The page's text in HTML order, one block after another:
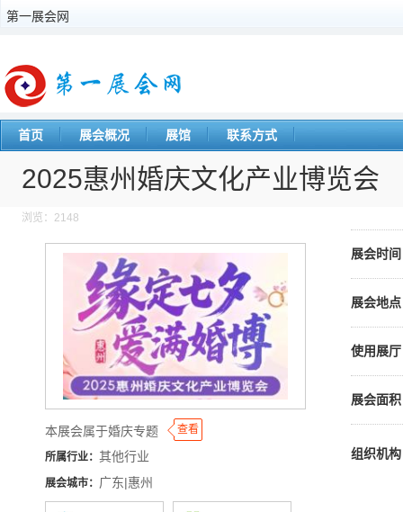
第一展会网
首页 展会概况 展馆 联系方式
2025惠州婚庆文化产业博览会
浏览：2148
展会时
展会地
使用展
展会面
组织机构
本展会属于婚庆专题 ◆
◆查看
所属行业： 其他行业
展会城市： 广东|惠州